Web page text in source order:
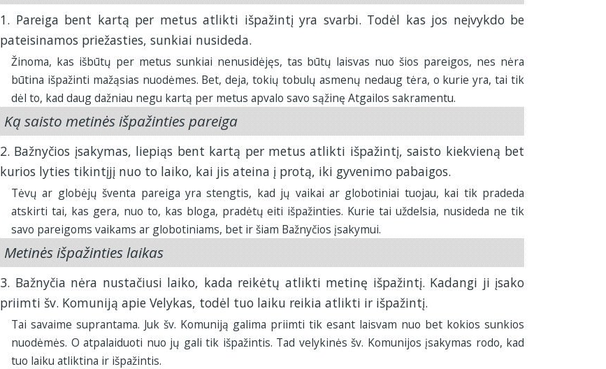
1. Pareiga bent kartą per metus atlikti išpažintį yra svarbi. Todėl kas jos neįvykdo be
pateisinamos priežasties, sunkiai nusideda.
Žinoma, kas išbūtų per metus sunkiai nenusidėjęs, tas būtų laisvas nuo šios pareigos, nes nėra
būtina išpažinti mažąsias nuodėmes. Bet, deja, tokių tobulų asmenų nedaug tėra, o kurie yra, tai tik
dėl to, kad daug dažniau negu kartą per metus apvalo savo sąžinę Atgailos sakramentu.
Ką saisto metinės išpažinties pareiga
2. Bažnyčios įsakymas, liepiąs bent kartą per metus atlikti išpažintį, saisto kiekvieną bet
kurios lyties tikintįjį nuo to laiko, kai jis ateina į protą, iki gyvenimo pabaigos.
Tėvų ar globėjų šventa pareiga yra stengtis, kad jų vaikai ar globotiniai tuojau, kai tik pradeda
atskirti tai, kas gera, nuo to, kas bloga, pradėtų eiti išpažinties. Kurie tai uždelsia, nusideda ne tik
savo pareigoms vaikams ar globotiniams, bet ir šiam Bažnyčios įsakymui.
Metinės išpažinties laikas
3. Bažnyčia nėra nustačiusi laiko, kada reikėtų atlikti metinę išpažintį. Kadangi ji įsako
priimti šv. Komuniją apie Velykas, todėl tuo laiku reikia atlikti ir išpažintį.
Tai savaime suprantama. Juk šv. Komuniją galima priimti tik esant laisvam nuo bet kokios sunkios
nuodėmės. O atpalaiduoti nuo jų gali tik išpažintis. Tad velykinės šv. Komunijos įsakymas rodo, kad
tuo laiku atliktina ir išpažintis.